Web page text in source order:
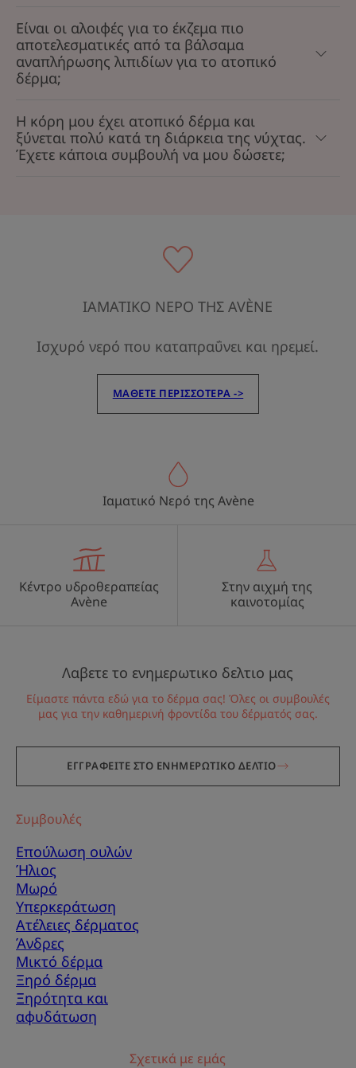
Είναι οι αλοιφές για το έκζεμα πιο
αποτελεσματικές από τα βάλσαμα
αναπλήρωσης λιπιδίων για το ατοπικό
δέρμα;
Η κόρη μου έχει ατοπικό δέρμα και
ξύνεται πολύ κατά τη διάρκεια της νύχτας.
Έχετε κάποια συμβουλή να μου δώσετε;
ΙΑΜΑΤΙΚΟ ΝΕΡΟ ΤΗΣ AVÈNE
Ισχυρό νερό που καταπραΰνει και ηρεμεί.
ΜΆΘΕΤΕ ΠΕΡΙΣΣΌΤΕΡΑ ->
Ιαματικό Νερό της Avène
Κέντρο υδροθεραπείας
Avène
Στην αιχμή της
καινοτομίας
Λαβετε το ενημερωτικο δελτιο μας
Είμαστε πάντα εδώ για το δέρμα σας! Όλες οι συμβουλές
μας για την καθημερινή φροντίδα του δέρματός σας.
ΕΓΓΡΑΦΕΙΤΕ ΣΤΟ ΕΝΗΜΕΡΩΤΙΚΟ ΔΕΛΤΙΟ
Συμβουλές
Επούλωση ουλών
Ήλιος
Μωρό
Υπερκεράτωση
Ατέλειες δέρματος
Άνδρες
Μικτό δέρμα
Ξηρό δέρμα
Ξηρότητα και
αφυδάτωση
Σχετικά με εμάς